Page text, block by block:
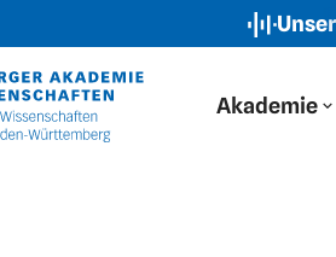
Unser
Akademie